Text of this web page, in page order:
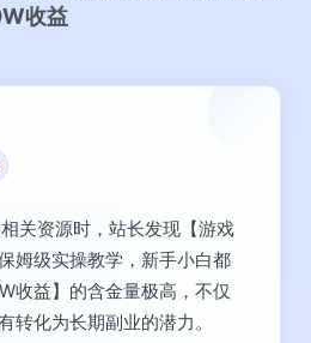
收益
关资源时，站长发现【游戏
姆级实操教学，新手小白都
收益】的含金量极高，不仅
转化为长期副业的潜力。